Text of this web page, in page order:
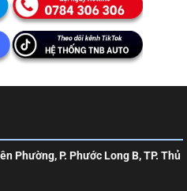
Phường, P. Phước Long B, TP. Thủ